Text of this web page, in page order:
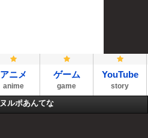
アニメ
anime
ゲーム
game
YouTube
story
ヌルポあんてな